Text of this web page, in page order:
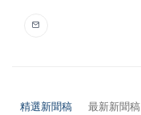
精選新聞稿 最新新聞稿